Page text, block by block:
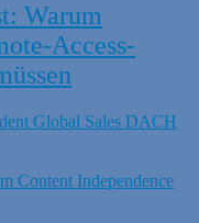
Warum
Access-
Global Sales DACH